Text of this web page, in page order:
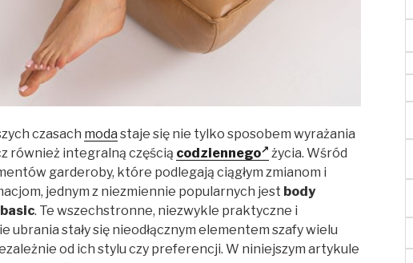
czasach moda staje się nie tylko sposobem wyrażania
również integralną częścią codziennego
życia. Wśród
garderoby, które podlegają ciągłym zmianom i
jednym z niezmiennie popularnych jest body
. Te wszechstronne, niezwykle praktyczne i
ubrania stały się nieodłącznym elementem szafy wielu
od ich stylu czy preferencji. W niniejszym artykule